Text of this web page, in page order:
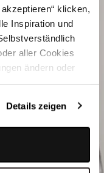
klicken,
Inspiration und
aller Cookies
ändern oder
Details zeigen